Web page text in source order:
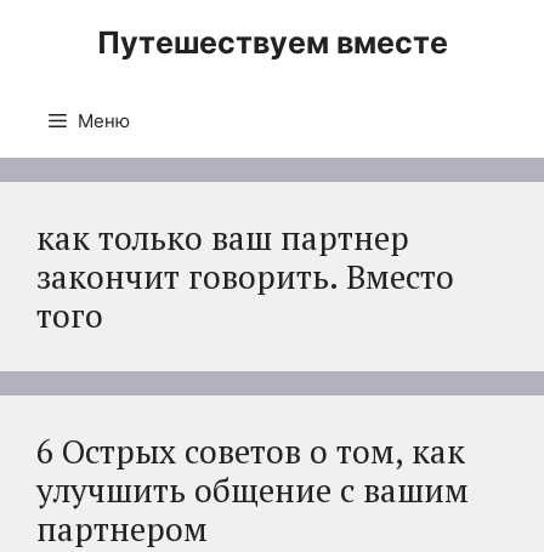
Путешествуем вместе
Меню
как только ваш партнер
закончит говорить. Вместо
того
6 Острых советов о том, как
улучшить общение с вашим
партнером